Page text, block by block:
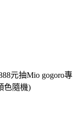
元抽Mio gogoro專
色隨機)